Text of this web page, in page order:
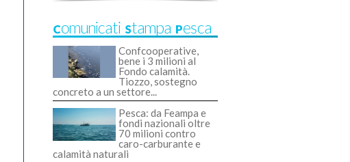
Comunicati Stampa Pesca
Confcooperative,
bene i 3 milioni al
Fondo calamità.
Tiozzo, sostegno
concreto a un settore...
Pesca: da Feampa e
fondi nazionali oltre
70 milioni contro
caro-carburante e
calamità naturali